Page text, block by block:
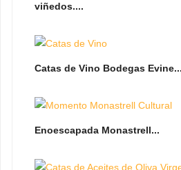
viñedos....
Catas de Vino Bodegas Evine...
Enoescapada Monastrell...